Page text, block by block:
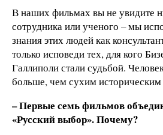
В наших фильмах вы не увидите
сотрудника или ученого – мы
знания этих людей как
только исповеди тех, для кого
Галлиполи стали судьбой.
больше, чем сухим историческим
– Первые семь фильмов
«Русский выбор». Почему?